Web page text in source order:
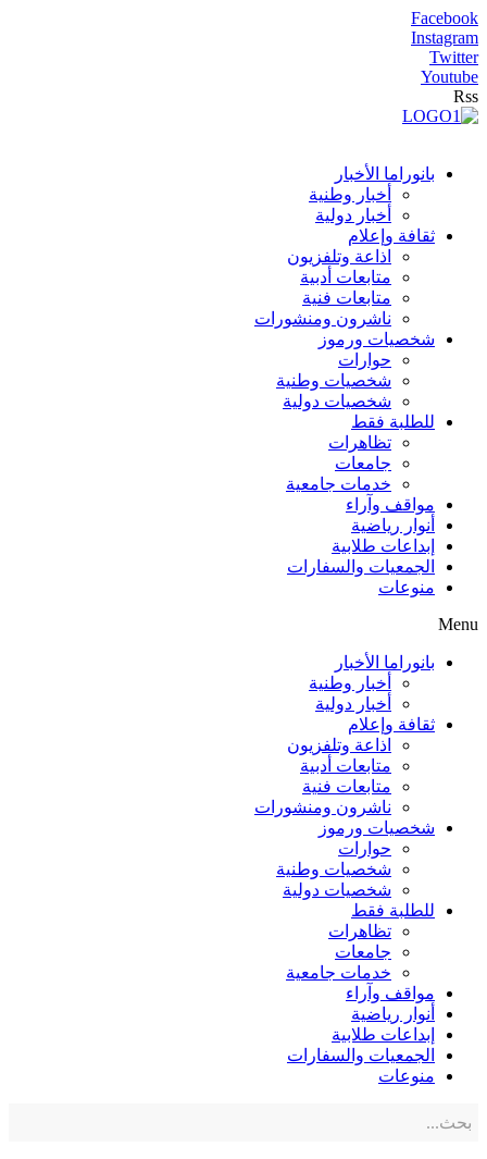
Facebook
Instagram
Twitter
Youtube
Rss
بانوراما الأخبار
أخبار وطنية
أخبار دولية
ثقافة وإعلام
اذاعة وتلفزيون
متابعات أدبية
متابعات فنية
ناشرون ومنشورات
شخصيات ورموز
حوارات
شخصيات وطنية
شخصيات دولية
للطلبة فقط
تظاهرات
جامعات
خدمات جامعية
مواقف وآراء
أنوار رياضية
إبداعات طلابية
الجمعيات والسفارات
منوعات
Menu
بانوراما الأخبار
أخبار وطنية
أخبار دولية
ثقافة وإعلام
اذاعة وتلفزيون
متابعات أدبية
متابعات فنية
ناشرون ومنشورات
شخصيات ورموز
حوارات
شخصيات وطنية
شخصيات دولية
للطلبة فقط
تظاهرات
جامعات
خدمات جامعية
مواقف وآراء
أنوار رياضية
إبداعات طلابية
الجمعيات والسفارات
منوعات